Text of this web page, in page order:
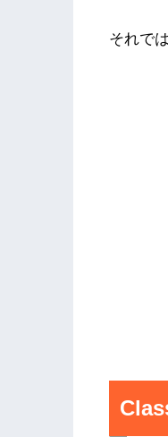
それで